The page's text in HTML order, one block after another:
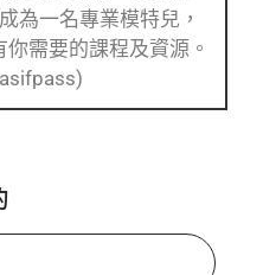
為一名專業模特兒，
你需要的課程及資源。